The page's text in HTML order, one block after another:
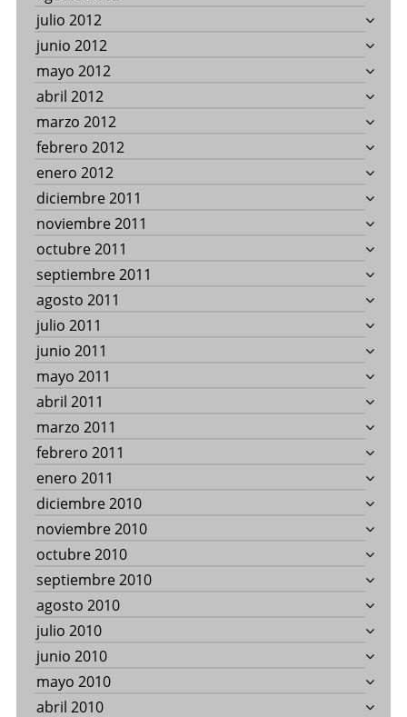
julio 2012
junio 2012
mayo 2012
abril 2012
marzo 2012
febrero 2012
enero 2012
diciembre 2011
noviembre 2011
octubre 2011
septiembre 2011
agosto 2011
julio 2011
junio 2011
mayo 2011
abril 2011
marzo 2011
febrero 2011
enero 2011
diciembre 2010
noviembre 2010
octubre 2010
septiembre 2010
agosto 2010
julio 2010
junio 2010
mayo 2010
abril 2010